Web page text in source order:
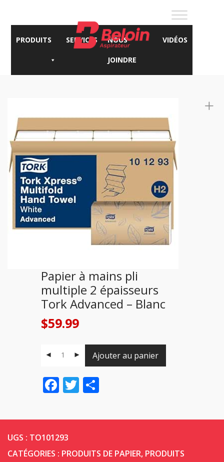
PRODUITS SERVICES NOUS
JOINDRE
VIDÉOS
Papier à mains pli
multiple 2 épaisseurs
Tork Advanced – Blanc
$59.99
Ajouter au panier
Facebook
Twitter
Share
UGS : TO101293
CATÉGORIES : PRODUITS DE PAPIER, PRODUITS